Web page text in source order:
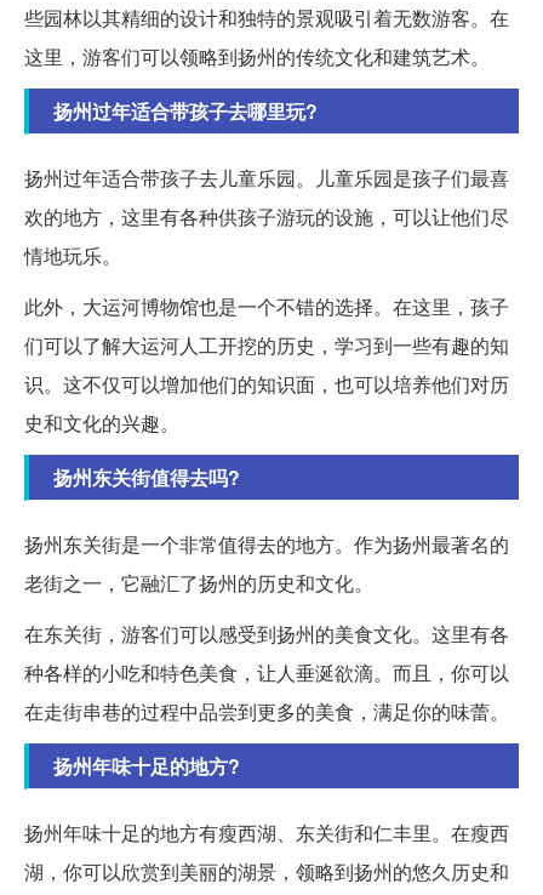
些园林以其精细的设计和独特的景观吸引着无数游客。在
这里，游客们可以领略到扬州的传统文化和建筑艺术。
扬州过年适合带孩子去哪里玩?
扬州过年适合带孩子去儿童乐园。儿童乐园是孩子们最喜
欢的地方，这里有各种供孩子游玩的设施，可以让他们尽
情地玩乐。
此外，大运河博物馆也是一个不错的选择。在这里，孩子
们可以了解大运河人工开挖的历史，学习到一些有趣的知
识。这不仅可以增加他们的知识面，也可以培养他们对历
史和文化的兴趣。
扬州东关街值得去吗?
扬州东关街是一个非常值得去的地方。作为扬州最著名的
老街之一，它融汇了扬州的历史和文化。
在东关街，游客们可以感受到扬州的美食文化。这里有各
种各样的小吃和特色美食，让人垂涎欲滴。而且，你可以
在走街串巷的过程中品尝到更多的美食，满足你的味蕾。
扬州年味十足的地方?
扬州年味十足的地方有瘦西湖、东关街和仁丰里。在瘦西
湖，你可以欣赏到美丽的湖景，领略到扬州的悠久历史和